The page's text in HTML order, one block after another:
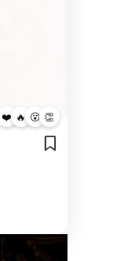
❤️ 🔥 😮 👏